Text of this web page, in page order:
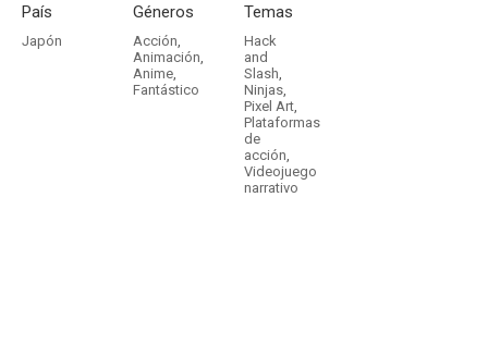
País
Japón
Géneros
Acción,
Animación,
Anime,
Fantástico
Temas
Hack
and
Slash,
Ninjas,
Pixel Art,
Plataformas
de
acción,
Videojuego
narrativo